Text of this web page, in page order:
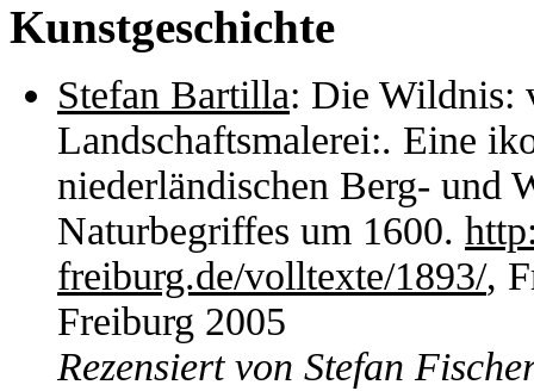
Kunstgeschichte
Stefan Bartilla: Die Wildnis:
Landschaftsmalerei:. Eine
niederländischen Berg- und
Naturbegriffes um 1600.
freiburg.de/volltexte/1893/,
Freiburg 2005
Rezensiert von Stefan